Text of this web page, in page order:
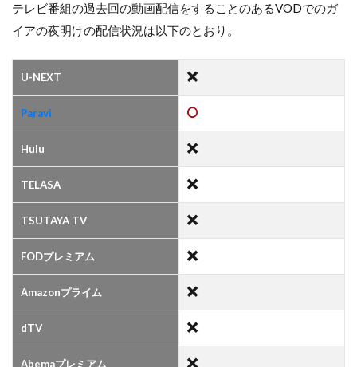
テレビ番組の過去回の動画配信をすることのあるVODでのガ
イアの夜明けの配信状況は以下のとおり。
U-NEXT
Paravi
Hulu
TELASA
TSUTAYA TV
FODプレミアム
Amazonプライム
dTV
Abemaプレミアム